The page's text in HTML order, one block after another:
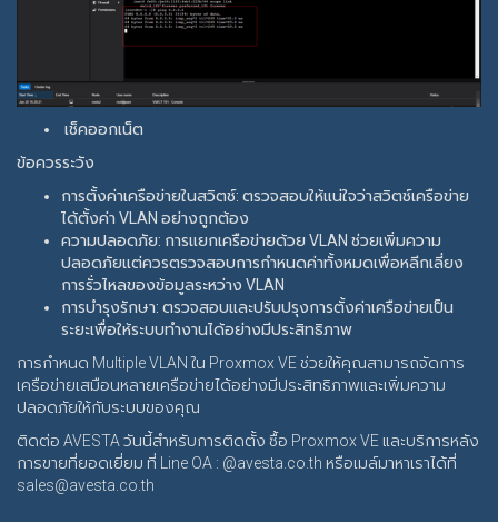
เช็คออกเน็ต
ข้อควรระวัง
การตั้งค่าเครือข่ายในสวิตช์: ตรวจสอบให้แน่ใจว่าสวิตช์เครือข่าย
ได้ตั้งค่า VLAN อย่างถูกต้อง
ความปลอดภัย: การแยกเครือข่ายด้วย VLAN ช่วยเพิ่มความ
ปลอดภัยแต่ควรตรวจสอบการกำหนดค่าทั้งหมดเพื่อหลีกเลี่ยง
การรั่วไหลของข้อมูลระหว่าง VLAN
การบำรุงรักษา: ตรวจสอบและปรับปรุงการตั้งค่าเครือข่ายเป็น
ระยะเพื่อให้ระบบทำงานได้อย่างมีประสิทธิภาพ
การกำหนด Multiple VLAN ใน Proxmox VE ช่วยให้คุณสามารถจัดการ
เครือข่ายเสมือนหลายเครือข่ายได้อย่างมีประสิทธิภาพและเพิ่มความ
ปลอดภัยให้กับระบบของคุณ
ติดต่อ AVESTA วันนี้สำหรับการติดตั้ง ซื้อ Proxmox VE และบริการหลัง
การขายที่ยอดเยี่ยม ที่ Line OA : @avesta.co.th หรือเมล์มาหาเราได้ที่
sales@avesta.co.th